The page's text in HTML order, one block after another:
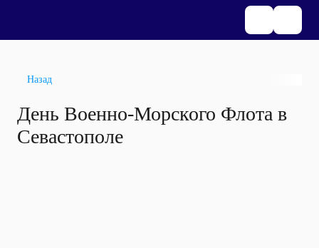
Назад
День Военно-Морского Флота в
Севастополе